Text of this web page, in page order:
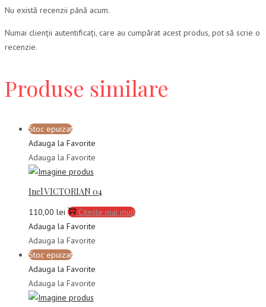
Nu există recenzii până acum.
Numai clienții autentificați, care au cumpărat acest produs, pot să scrie o
recenzie.
Produse similare
Stoc epuizat
Adauga la Favorite
Adauga la Favorite
Inel VICTORIAN 04
110,00 lei
Citește mai mult
Adauga la Favorite
Adauga la Favorite
Stoc epuizat
Adauga la Favorite
Adauga la Favorite